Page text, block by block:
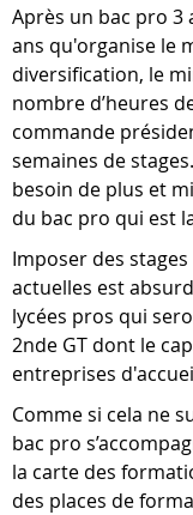
Après un bac pro 3
ans qu'organise le
diversification, le
nombre d’heures
commande
semaines de
besoin de plus et
du bac pro qui est
Imposer des
actuelles est
lycées pros qui
2nde GT dont le
entreprises
Comme si cela ne
bac pro
la carte des
des places de